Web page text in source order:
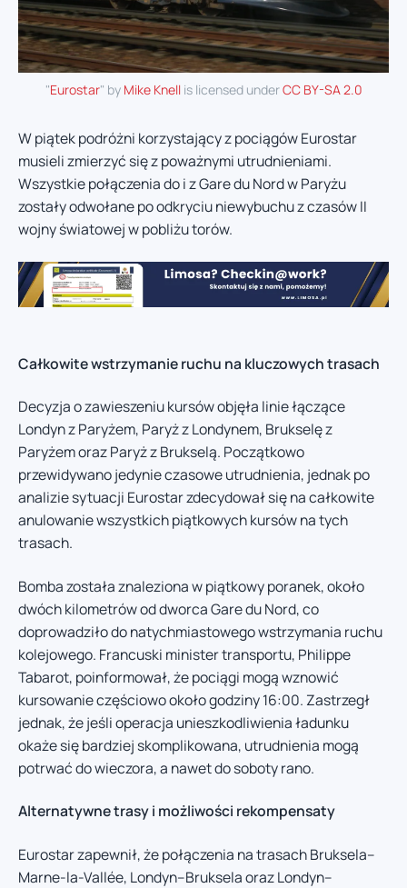
"Eurostar" by Mike Knellis licensed underCC BY-SA 2.0
W piątek podróżni korzystający z pociągów Eurostar
musieli zmierzyć się z poważnymi utrudnieniami.
Wszystkie połączenia do i z Gare du Nord w Paryżu
zostały odwołane po odkryciu niewybuchu z czasów II
wojny światowej w pobliżu torów.
Całkowite wstrzymanie ruchu na kluczowych trasach
Decyzja o zawieszeniu kursów objęła linie łączące
Londyn z Paryżem, Paryż z Londynem, Brukselę z
Paryżem oraz Paryż z Brukselą. Początkowo
przewidywano jedynie czasowe utrudnienia, jednak po
analizie sytuacji Eurostar zdecydował się na całkowite
anulowanie wszystkich piątkowych kursów na tych
trasach.
Bomba została znaleziona w piątkowy poranek, około
dwóch kilometrów od dworca Gare du Nord, co
doprowadziło do natychmiastowego wstrzymania ruchu
kolejowego. Francuski minister transportu, Philippe
Tabarot, poinformował, że pociągi mogą wznowić
kursowanie częściowo około godziny 16:00. Zastrzegł
jednak, że jeśli operacja unieszkodliwienia ładunku
okaże się bardziej skomplikowana, utrudnienia mogą
potrwać do wieczora, a nawet do soboty rano.
Alternatywne trasy i możliwości rekompensaty
Eurostar zapewnił, że połączenia na trasach Bruksela–
Marne-la-Vallée, Londyn–Bruksela oraz Londyn–